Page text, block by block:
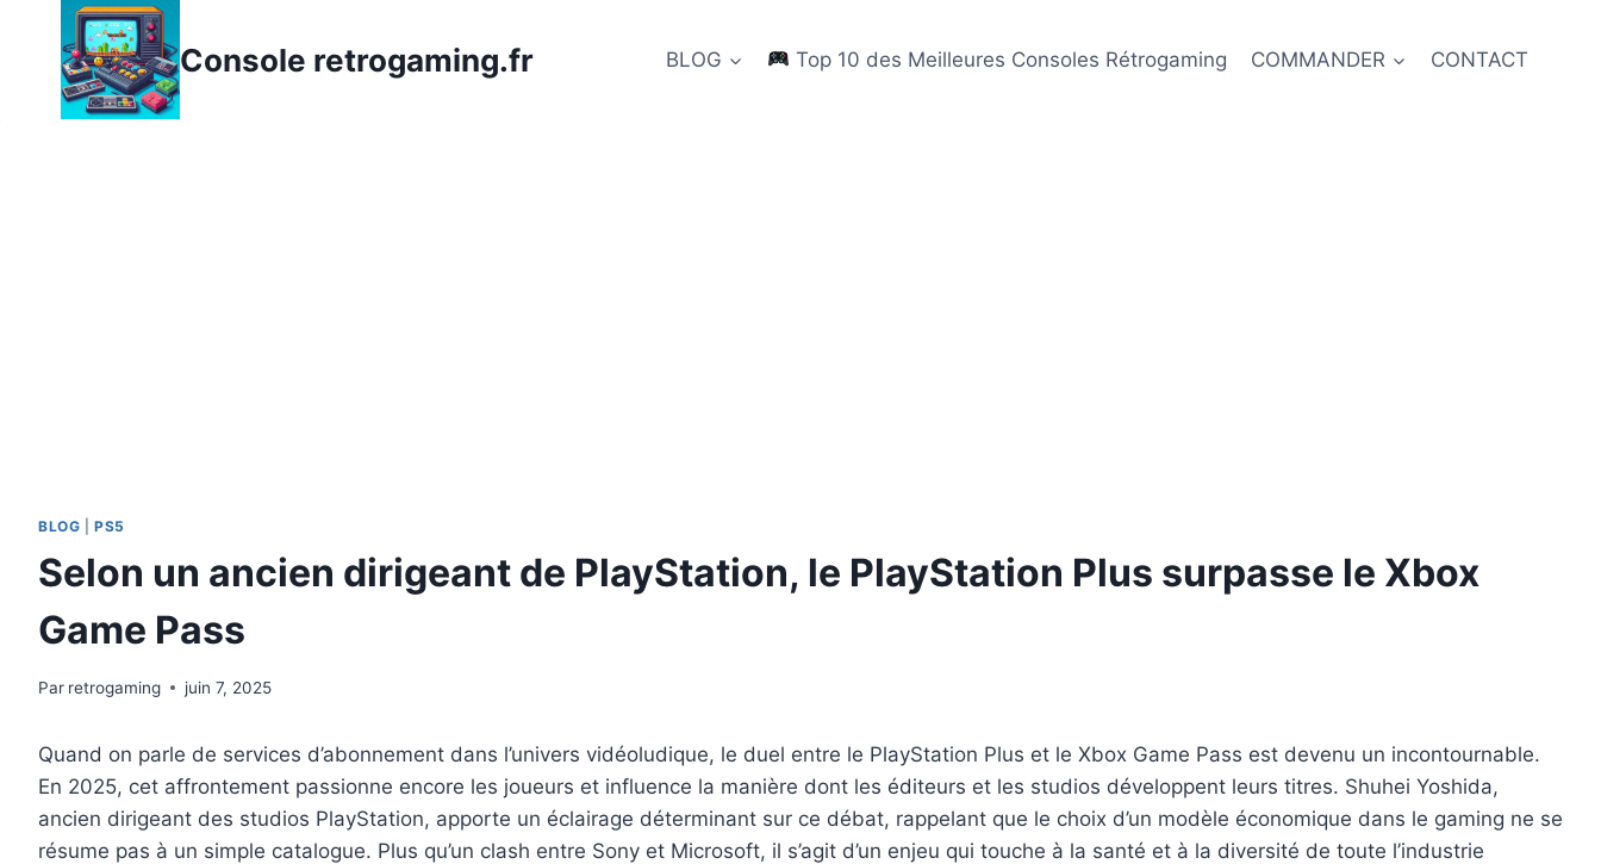
contenu
Console retrogaming.fr BLOG Top 10 des Meilleures Consoles Rétrogaming COMMANDER CONTACT
BLOG |PS5
Selon un ancien dirigeant de PlayStation, le PlayStation Plus surpasse le Xbox
Game Pass
Par retrogaming juin 7, 2025
Quand on parle de services d’abonnement dans l’univers vidéoludique, le duel entre le PlayStation Plus et le Xbox Game Pass est devenu un incontournable.
En 2025, cet affrontement passionne encore les joueurs et influence la manière dont les éditeurs et les studios développent leurs titres. Shuhei Yoshida,
ancien dirigeant des studios PlayStation, apporte un éclairage déterminant sur ce débat, rappelant que le choix d’un modèle économique dans le gaming ne se
résume pas à un simple catalogue. Plus qu’un clash entre Sony et Microsoft, il s’agit d’un enjeu qui touche à la santé et à la diversité de toute l’industrie